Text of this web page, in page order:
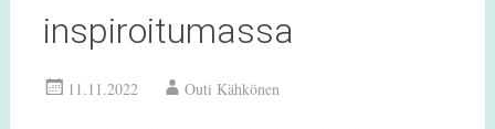
inspiroitumassa
11.11.2022 Outi Kähkönen